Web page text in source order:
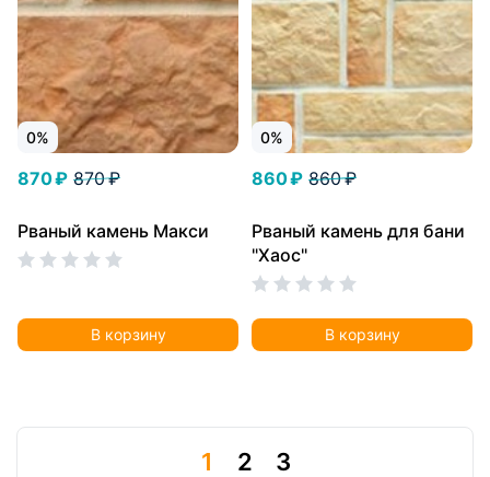
0%
870 ₽ 870 ₽
Рваный камень Макси
В корзину
0%
860 ₽ 860 ₽
Рваный камень для бани
"Хаос"
В корзину
1 2 3